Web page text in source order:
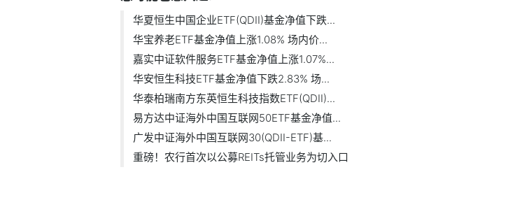
华夏恒生中国企业ETF(QDII)基金净值下跌...
华宝养老ETF基金净值上涨1.08% 场内价...
嘉实中证软件服务ETF基金净值上涨1.07%...
华安恒生科技ETF基金净值下跌2.83% 场...
华泰柏瑞南方东英恒生科技指数ETF(QDII)...
易方达中证海外中国互联网50ETF基金净值...
广发中证海外中国互联网30(QDII-ETF)基...
重磅！农行首次以公募REITs托管业务为切入口